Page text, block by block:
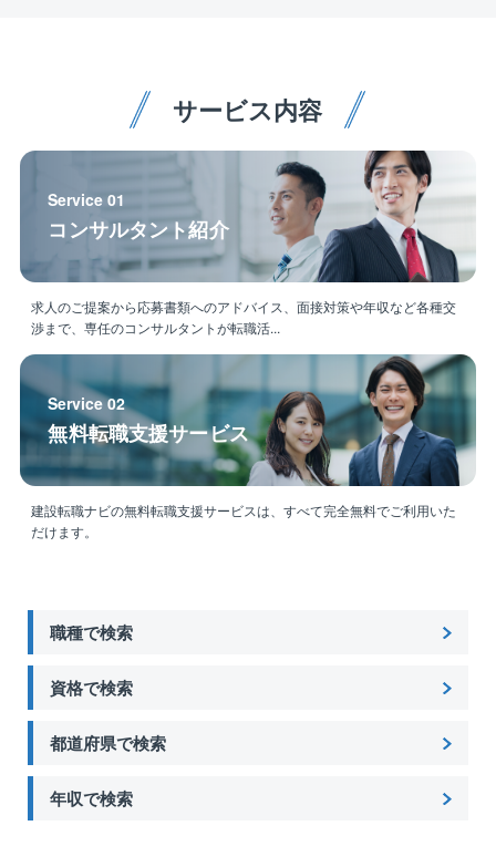
サービス内容
Service 01
コンサルタント紹介
求人のご提案から応募書類へのアドバイス、面接対策や年収など各種交
渉まで、専任のコンサルタントが転職活...
Service 02
無料転職支援サービス
建設転職ナビの無料転職支援サービスは、すべて完全無料でご利用いた
だけます。
職種で検索
資格で検索
都道府県で検索
年収で検索